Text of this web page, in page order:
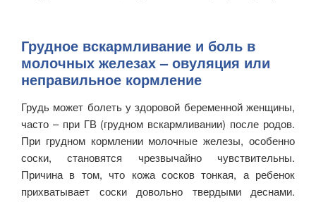
Грудное вскармливание и боль в
молочных железах – овуляция или
неправильное кормление
Грудь может болеть у здоровой беременной женщины,
часто – при ГВ (грудном вскармливании) после родов.
При грудном кормлении молочные железы, особенно
соски, становятся чрезвычайно чувствительны.
Причина в том, что кожа сосков тонкая, а ребенок
прихватывает соски довольно твердыми деснами.